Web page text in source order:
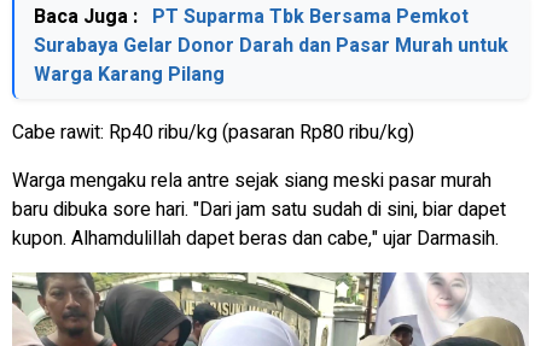
Baca Juga : PT Suparma Tbk Bersama Pemkot
Surabaya Gelar Donor Darah dan Pasar Murah untuk
Warga Karang Pilang
Cabe rawit: Rp40 ribu/kg (pasaran Rp80 ribu/kg)
Warga mengaku rela antre sejak siang meski pasar murah
baru dibuka sore hari. "Dari jam satu sudah di sini, biar dapet
kupon. Alhamdulillah dapet beras dan cabe," ujar Darmasih.